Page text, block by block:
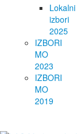
Lokalni
izbori
2025
IZBORI
MO
2023
IZBORI
MO
2019